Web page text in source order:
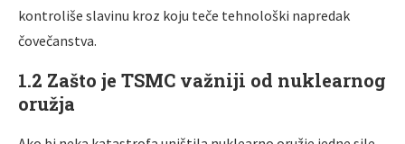
kontroliše slavinu kroz koju teče tehnološki napredak
čovečanstva.
1.2 Zašto je TSMC važniji od nuklearnog
oružja